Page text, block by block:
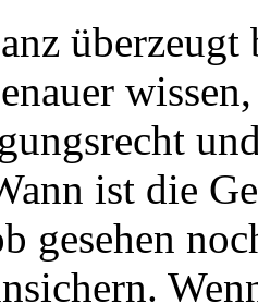
ist die
gesehen